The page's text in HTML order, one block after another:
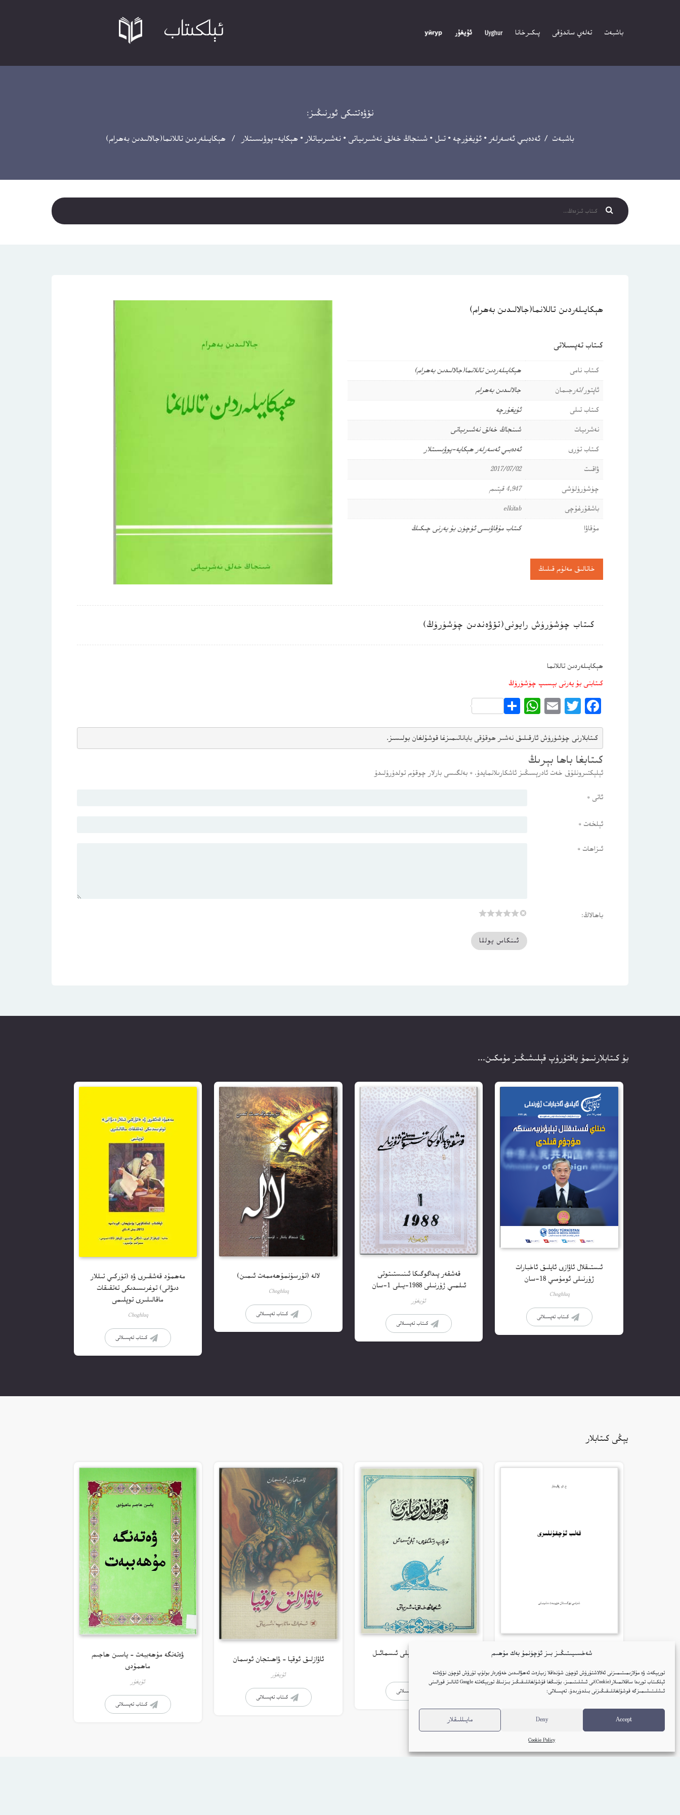
شەخسىيىتىڭىز بىز ئۈچۈنمۇ بەك مۇھىم
توربېكەت ۋە مۇلازىمىتىمىزنى ئەلالاشتۇرۇش ئۈچۈن شۇنداقلا زىيارەت ئەھۋالىدىن خەۋەردار بولۇپ تۇرۇش ئۈچۈن نۆۋەتتە
ئېلكىتاب تورىدا ساقلانمىلار(Cookie)نى ئىشلىتىمىز. بۇنىڭغا قۇشۇلغانلىقىڭىز بىزنىڭ توربېكەتتە Google ئانالىز قورالىنى
ئىشلىتىشىمىزگە قوشۇلغانلىقىڭىزنى بىلدۈرىدۇ. تەپسىلاتى:
Accept
Deny مايىللىقلار
Cookie Policy
باشبەت تەلەي ساندۇقى پىكىرخانا
نۆۋەتتىكى ئورنىڭىز:
باشبەت / ئەدەبىي ئەسەرلەر • ئۇيغۇرچە • تىل • شىنجاڭ خەلق نەشىرىياتى • نەشىرىياتلار • ھېكايە-پوۋىسىتلار / ھېكايىلەردىن تاللانما(جالالىدىن بەھرام)
ھېكايىلەردىن تاللانما(جالالىدىن بەھرام)
كىتاب تەپسىلاتى
كىتاب نامى
ھېكايىلەردىن تاللانما(جالالىدىن بەھرام)
ئاپتور/تەرجىمان
جالالىدىن بەھرام
كىتاب تىلى
ئۇيغۇرچە
نەشرىيات
شىنجاڭ خەلق نەشىرىياتى
كىتاب تۈرى
ئەدەبىي ئەسەرلەر ھېكايە-پوۋىسىتلار
ۋاقىت
2017/07/02
چۈشۈرۈلۈشى
4,947 قېتىم
باشقۇرغۇچى
elkitab
مۇقاۋا
كىتاب مۇقاۋىسى ئۈچۈن بۇ يەرنى چىكىڭ
خاتالىق مەلۇم قىلىڭ
كىتاب چۈشۈرۈش رايونى(تۆۋەندىن چۈشۈرۈڭ)
ھېكايىلەردىن تاللانما
كىتابنى بۇ يەرنى بېسىپ چۈشۈرۈڭ
Facebook
Twitter
Email
WhatsApp
Share
كىتابلارنى چۈشۈرۈش ئارقىلىق نەشىر ھوقۇقى باياناتىمىزغا قوشۇلغان بولىسىز.
كىتابغا باھا بېرىڭ
ئېلېكتىرونلۇق خەت ئادرېسىڭىز ئاشكارىلانمايدۇ. * بەلگىسى بارلار چوقۇم تولدۇرۇلىدۇ
ئاتى *
ئېلخەت *
ئىزاھات *
باھالاڭ:
بۇ كىتابلارنىمۇ ياقتۇرۇپ قېلىشىڭىز مۇمكىن...
ئىستىقلال ئاۋازى ئايلىق ئاخبارات
ژۇرنىلى ئومۇمىي 18-سان
Choghluq
كىتاب تەپسىلاتى
قەشقەر پىداگوگىكا ئىنىستىتوتى
ئىلمىي ژۇرنىلى 1988-يىلى 1-سان
ئۇيغۇر
كىتاب تەپسىلاتى
لالە (تۇرسۇنمۇھەممەت ئىمىن)
Choghluq
كىتاب تەپسىلاتى
مەھمۇد قەشقىرى ۋە (تۈركىي تىللار
دىۋانى) توغرىسىدىكى تەتقىقات
ماقالىلىرى توپلىمى
Choghluq
كىتاب تەپسىلاتى
يېڭى كىتابلار
قەلب ئۇچقۇنلىرى – غۇلام ئوسمان
ئۇيغۇر
قۇمۇل نەزمىلىرى – ئېلى ئىسمائىل
كىتاب تەپسىلاتى
ئاۋازلىق ئوقيا – ۋاھىتجان ئوسمان
ئۇيغۇر
كىتاب تەپسىلاتى
ۋەتەنگە مۇھەببەت – ياسىن ھاجىم
ماھمۇدى
ئۇيغۇر
كىتاب تەپسىلاتى